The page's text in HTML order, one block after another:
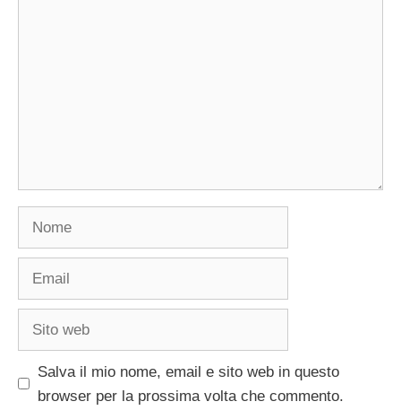
Salva il mio nome, email e sito web in questo
browser per la prossima volta che commento.